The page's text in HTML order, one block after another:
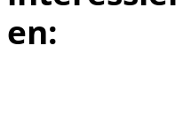
en: